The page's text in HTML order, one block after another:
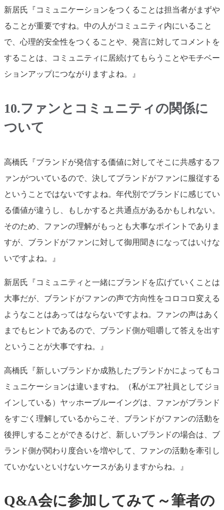
新居氏『コミュニケーションをつくることは担当者がまずや
ることが重要ですね。中の人がコミュニティ内にいること
で、心理的安全性をつくることや、発言に対してコメントを
することは、コミュニティに居続けてもらうことやモチベー
ションアップにつながりますよね。』
10.ファンとコミュニティの関係に
ついて
高橋氏『ブランドが発信する価値に対してそこに共感するフ
ァンがついているので、決してブランドがファンに服従する
ということではないですよね。年代別でブランドに感じてい
る価値が違うし、もしかすると共通点があるかもしれない。
そのため、ファンの理解がもっとも大事なポイントでありま
すが、ブランドがファンに対して御用聞きになってはいけな
いですよね。』
新居氏『コミュニティと一緒にブランドを広げていくことは
大事だが、ブランドがファンの声で方向性をコロコロ変える
ようなことはあってはならないですよね。ファンの声はあく
までもヒントであるので、ブランド側が咀嚼して答えを出す
ということが大事ですね。』
高橋氏『新しいブランドか成熟したブランドかによってもコ
ミュニケーションは違いますね。（私がエア社員としてジョ
インしている）ヤッホーブルーイングは、ファンがブランド
をすごく理解しているからこそ、ブランドがファンの活動を
後押しすることができるけど、新しいブランドの場合は、ブ
ランド側が関わり度合いを増やして、ファンの活動を牽引し
ていかないといけないケースがありますからね。』
Q&A会に参加してみて～筆者の